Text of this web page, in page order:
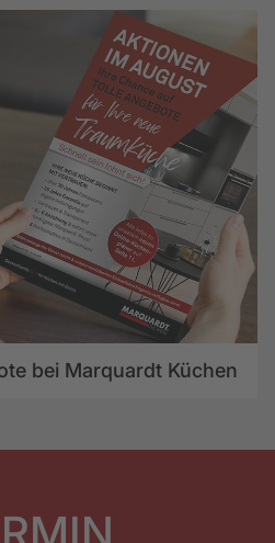
bei Marquardt Küchen